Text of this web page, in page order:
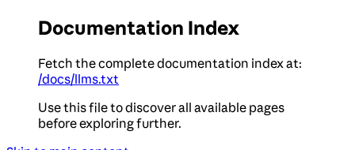
Documentation Index
Fetch the complete documentation index at:
/docs/llms.txt
Use this file to discover all available pages
before exploring further.